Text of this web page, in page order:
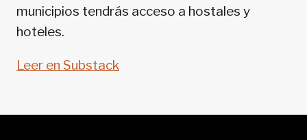
municipios tendrás acceso a hostales y
hoteles.
Leer en Substack